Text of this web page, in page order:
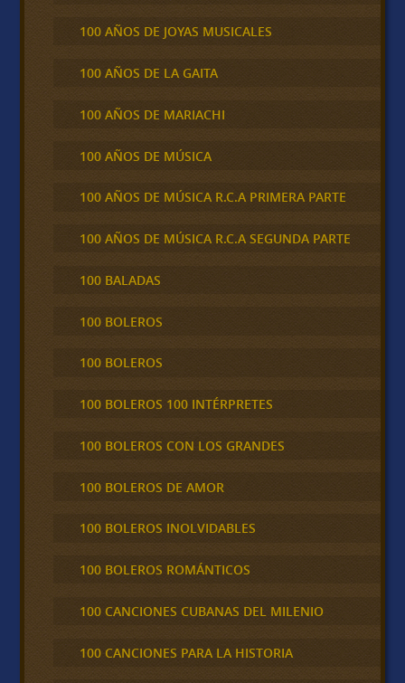
100 AÑOS DE JOYAS MUSICALES
100 AÑOS DE LA GAITA
100 AÑOS DE MARIACHI
100 AÑOS DE MÚSICA
100 AÑOS DE MÚSICA R.C.A PRIMERA PARTE
100 AÑOS DE MÚSICA R.C.A SEGUNDA PARTE
100 BALADAS
100 BOLEROS
100 BOLEROS
100 BOLEROS 100 INTÉRPRETES
100 BOLEROS CON LOS GRANDES
100 BOLEROS DE AMOR
100 BOLEROS INOLVIDABLES
100 BOLEROS ROMÁNTICOS
100 CANCIONES CUBANAS DEL MILENIO
100 CANCIONES PARA LA HISTORIA